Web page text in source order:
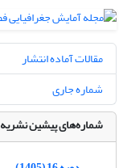
مقالات آماده انتشار
شماره جاری
شماره‌های پیشین نشریه